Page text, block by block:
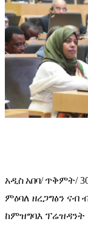
አዲስአበባ/ጥቅምት/
ምዕባለ ዘረጋግፅን
ከምዝግባእ ፕሬዝዳንት